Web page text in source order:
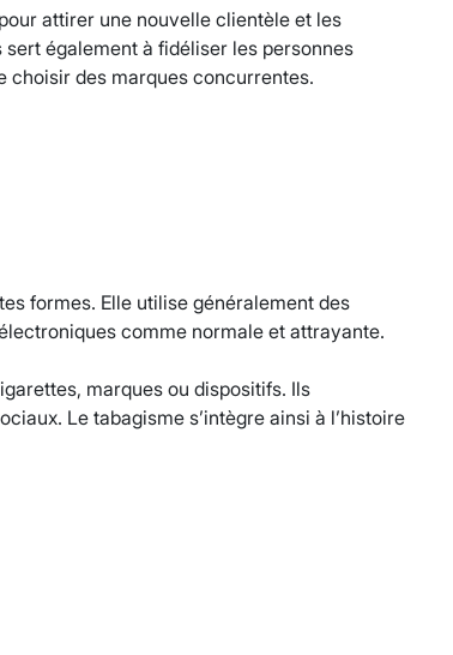
attirer une nouvelle clientèle et les
également à fidéliser les personnes
choisir des marques concurrentes.
formes. Elle utilise généralement des
comme normale et attrayante.
marques ou dispositifs. Ils
Le tabagisme s’intègre ainsi à l’histoire